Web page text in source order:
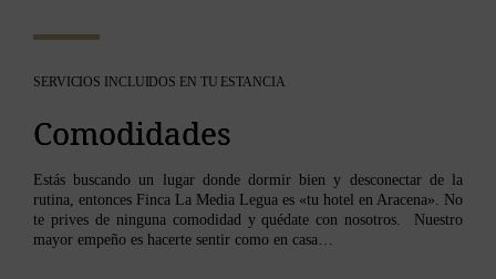
SERVICIOS INCLUIDOS EN TU ESTANCIA
Comodidades
Estás buscando un lugar donde dormir bien y desconectar de la
rutina, entonces Finca La Media Legua es «tu hotel en Aracena». No
te prives de ninguna comodidad y quédate con nosotros. Nuestro
mayor empeño es hacerte sentir como en casa…